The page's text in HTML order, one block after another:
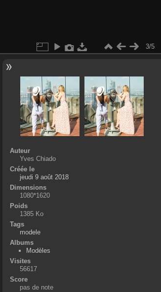
3/5
Auteur
Yves Chiado
Créée le
jeudi 9 août 2018
Dimensions
1080*1620
Poids
1385 Ko
Tags
modele
Albums
Modèles
Visites
56617
Score
pas de note